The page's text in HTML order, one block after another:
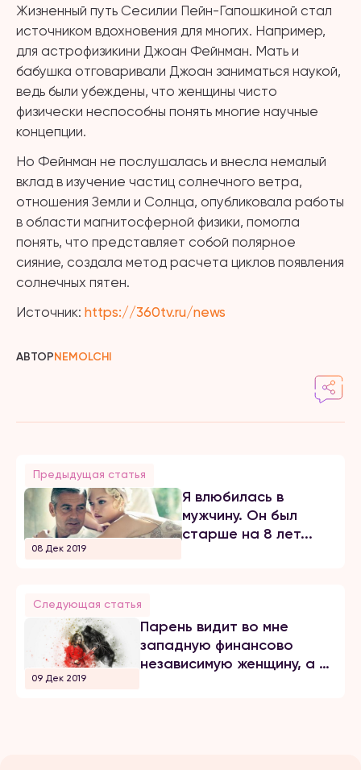
Жизненный путь Сесилии Пейн-Гапошкиной стал
источником вдохновения для многих. Например,
для астрофизикини Джоан Фейнман. Мать и
бабушка отговаривали Джоан заниматься наукой,
ведь были убеждены, что женщины чисто
физически неспособны понять многие научные
концепции.
Но Фейнман не послушалась и внесла немалый
вклад в изучение частиц солнечного ветра,
отношения Земли и Солнца, опубликовала работы
в области магнитосферной физики, помогла
понять, что представляет собой полярное
сияние, создала метод расчета циклов появления
солнечных пятен.
Источник: https://360tv.ru/news
АВТОРNEMOLCHI
Предыдущая статья
08 Дек 2019
Я влюбилась в
мужчину. Он был
старше на 8 лет...
Следующая статья
09 Дек 2019
Парень видит во мне
западную финансово
независимую женщину, а я